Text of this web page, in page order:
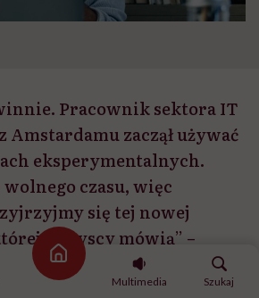
Strona główna
Multimedia
Szukaj
Pracownik sektora IT
Amstardamu zaczął używać
eksperymentalnych.
czasu, więc
się tej nowej
wszyscy mówią” –
przez „Guardiana”.
jednak, jak szybko